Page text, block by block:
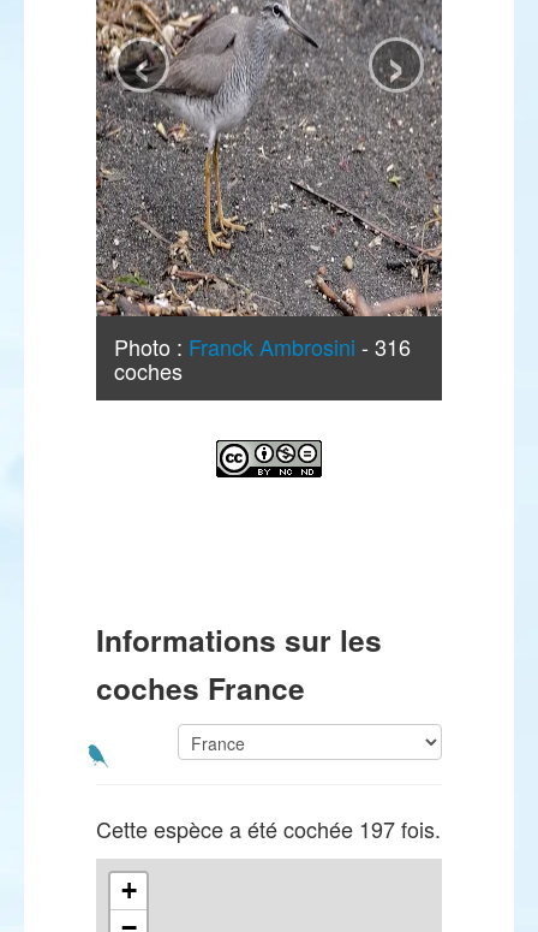
Photo : Franck Ambrosini - 316
coches
‹ ›
Informations sur les
coches France
Cette espèce a été cochée 197 fois.
+